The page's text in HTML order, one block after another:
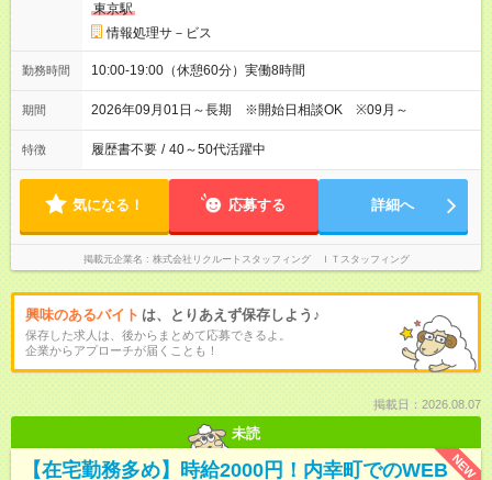
東京駅
情報処理サ－ビス
勤務時間 10:00-19:00（休憩60分）実働8時間
期間 2026年09月01日～長期 ※開始日相談OK ※09月～
特徴 履歴書不要 / 40～50代活躍中
気になる！ 応募する 詳細へ
掲載元企業名 株式会社リクルートスタッフィング ＩＴスタッフィング
興味のあるバイト は、とりあえず保存しよう♪
保存した求人は、後からまとめて応募できるよ。
企業からアプローチが届くことも！
掲載日：2026.08.07
未読
NEW
【在宅勤務多め】時給2000円！内幸町でのWEB